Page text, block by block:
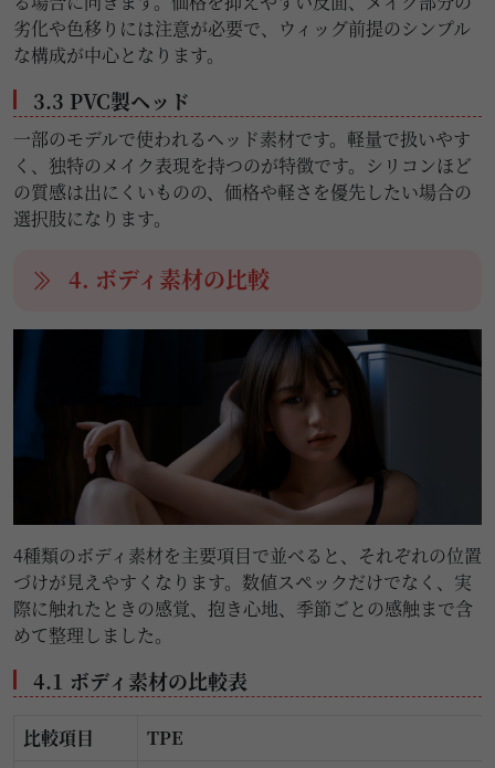
劣化や色移りには注意が必要で、ウィッグ前提のシンプル
な構成が中心となります。
3.3 PVC製ヘッド
一部のモデルで使われるヘッド素材です。軽量で扱いやす
く、独特のメイク表現を持つのが特徴です。シリコンほど
の質感は出にくいものの、価格や軽さを優先したい場合の
選択肢になります。
4. ボディ素材の比較
4種類のボディ素材を主要項目で並べると、それぞれの位置
づけが見えやすくなります。数値スペックだけでなく、実
際に触れたときの感覚、抱き心地、季節ごとの感触まで含
めて整理しました。
4.1 ボディ素材の比較表
比較項目
TPE